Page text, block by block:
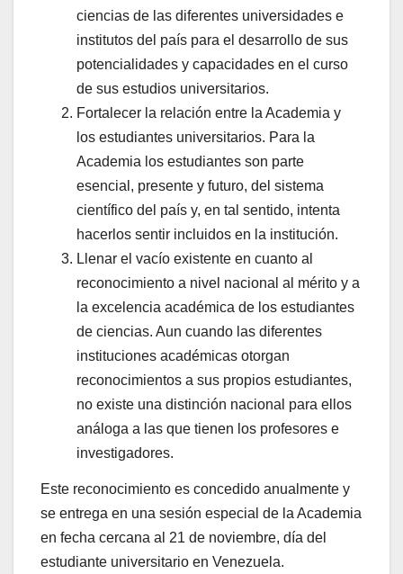
ciencias de las diferentes universidades e
institutos del país para el desarrollo de sus
potencialidades y capacidades en el curso
de sus estudios universitarios.
Fortalecer la relación entre la Academia y
los estudiantes universitarios. Para la
Academia los estudiantes son parte
esencial, presente y futuro, del sistema
científico del país y, en tal sentido, intenta
hacerlos sentir incluidos en la institución.
Llenar el vacío existente en cuanto al
reconocimiento a nivel nacional al mérito y a
la excelencia académica de los estudiantes
de ciencias. Aun cuando las diferentes
instituciones académicas otorgan
reconocimientos a sus propios estudiantes,
no existe una distinción nacional para ellos
análoga a las que tienen los profesores e
investigadores.
Este reconocimiento es concedido anualmente y
se entrega en una sesión especial de la Academia
en fecha cercana al 21 de noviembre, día del
estudiante universitario en Venezuela.